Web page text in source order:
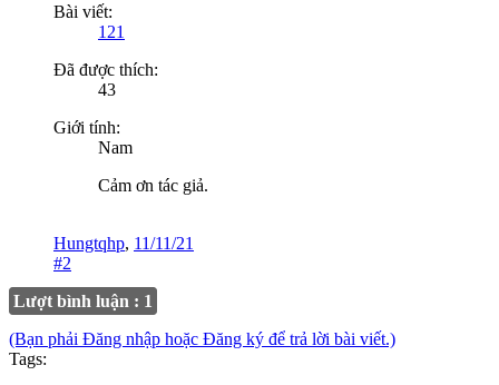
Bài viết:
121
Đã được thích:
43
Giới tính:
Nam
Cảm ơn tác giả.
Hungtqhp, 11/11/21
#2
Lượt bình luận : 1
(Bạn phải Đăng nhập hoặc Đăng ký để trả lời bài viết.)
Tags: